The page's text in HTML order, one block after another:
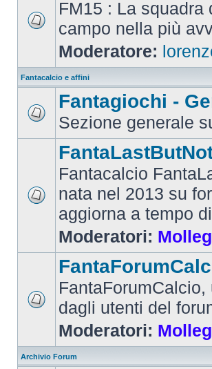
FM15 : La
campo nella più
Moderatore:
Fantacalcio e affini
Fantagiochi -
Sezione generale
Fantacalcio
nata nel 2013 su
aggiorna a tempo
Moderatori:
dagli utenti del
Moderatori:
Archivio Forum